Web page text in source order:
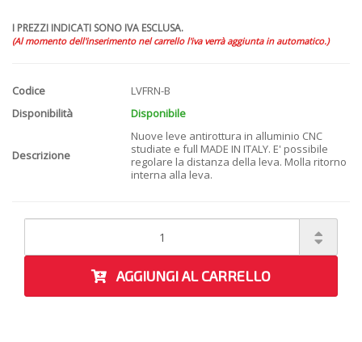
I PREZZI INDICATI SONO IVA ESCLUSA.
(Al momento dell'inserimento nel carrello l'iva verrà aggiunta in automatico.)
Codice
LVFRN-B
Disponibilità
Disponibile
Descrizione
Nuove leve antirottura in alluminio CNC
studiate e full MADE IN ITALY. E' possibile
regolare la distanza della leva. Molla ritorno
interna alla leva.
AGGIUNGI AL CARRELLO